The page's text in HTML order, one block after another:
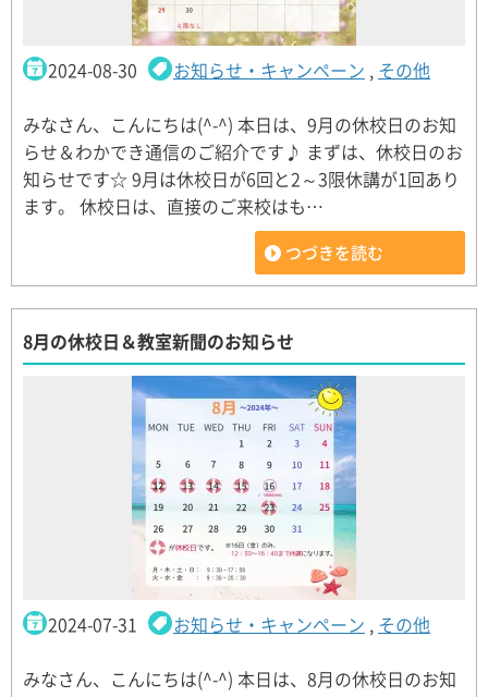
2024-08-30 お知らせ・キャンペーン , その他
みなさん、こんにちは(^-^) 本日は、9月の休校日のお知
らせ＆わかでき通信のご紹介です♪ まずは、休校日のお
知らせです☆ 9月は休校日が6回と2～3限休講が1回あり
ます。 休校日は、直接のご来校はも…
つづきを読む
8月の休校日＆教室新聞のお知らせ
2024-07-31 お知らせ・キャンペーン , その他
みなさん、こんにちは(^-^) 本日は、8月の休校日のお知